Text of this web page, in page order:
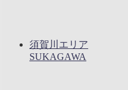
須賀川エリア
SUKAGAWA